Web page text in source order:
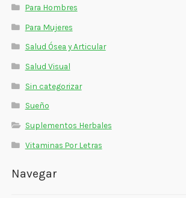
Para Hombres
Para Mujeres
Salud Ósea y Articular
Salud Visual
Sin categorizar
Sueño
Suplementos Herbales
Vitaminas Por Letras
Navegar